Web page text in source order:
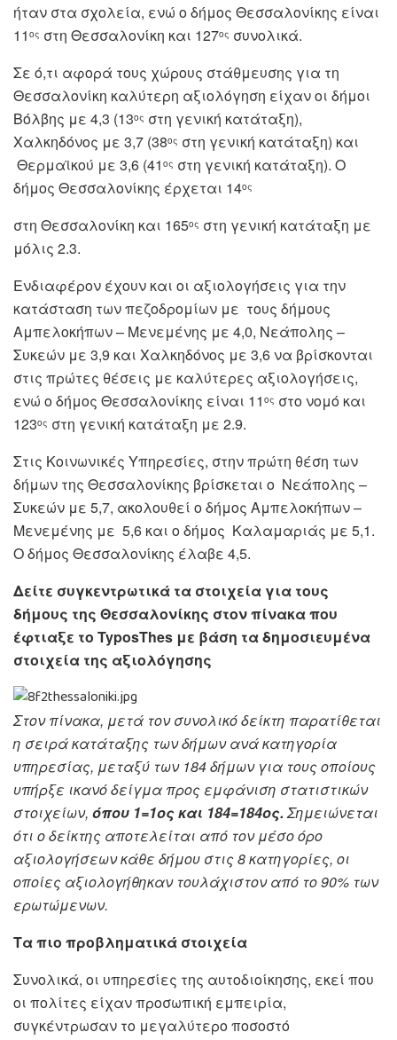
ήταν στα σχολεία, ενώ ο δήμος Θεσσαλονίκης είναι
11 ος στη Θεσσαλονίκη και 127ος συνολικά.
Σε ό,τι αφορά τους χώρους στάθμευσης για τη
Θεσσαλονίκη καλύτερη αξιολόγηση είχαν οι δήμοι
Βόλβης με 4,3 (13ος στη γενική κατάταξη),
Χαλκηδόνος με 3,7 (38ος στη γενική κατάταξη) και
Θερμαϊκού με 3,6 (41 ος στη γενική κατάταξη). Ο
δήμος Θεσσαλονίκης έρχεται 14ος
στη Θεσσαλονίκη και 165ος στη γενική κατάταξη με
μόλις 2.3.
Ενδιαφέρον έχουν και οι αξιολογήσεις για την
κατάσταση των πεζοδρομίων με τους δήμους
Αμπελοκήπων – Μενεμένης με 4,0, Νεάπολης –
Συκεών με 3,9 και Χαλκηδόνος με 3,6 να βρίσκονται
στις πρώτες θέσεις με καλύτερες αξιολογήσεις,
ενώ ο δήμος Θεσσαλονίκης είναι 11 ος στο νομό και
123ος στη γενική κατάταξη με 2.9.
Στις Κοινωνικές Υπηρεσίες, στην πρώτη θέση των
δήμων της Θεσσαλονίκης βρίσκεται ο Νεάπολης –
Συκεών με 5,7, ακολουθεί ο δήμος Αμπελοκήπων –
Μενεμένης με 5,6 και ο δήμος Καλαμαριάς με 5,1.
Ο δήμος Θεσσαλονίκης έλαβε 4,5.
Δείτε συγκεντρωτικά τα στοιχεία για τους
δήμους της Θεσσαλονίκης στον πίνακα που
έφτιαξε το TyposThes με βάση τα δημοσιευμένα
στοιχεία της αξιολόγησης
Στον πίνακα, μετά τον συνολικό δείκτη παρατίθεται
η σειρά κατάταξης των δήμων ανά κατηγορία
υπηρεσίας, μεταξύ των 184 δήμων για τους οποίους
υπήρξε ικανό δείγμα προς εμφάνιση στατιστικών
στοιχείων, όπου 1=1ος και 184=184ος.Σημειώνεται
ότι ο δείκτης αποτελείται από τον μέσο όρο
αξιολογήσεων κάθε δήμου στις 8 κατηγορίες, οι
οποίες αξιολογήθηκαν τουλάχιστον από το 90% των
ερωτώμενων.
Τα πιο προβληματικά στοιχεία
Συνολικά, οι υπηρεσίες της αυτοδιοίκησης, εκεί που
οι πολίτες είχαν προσωπική εμπειρία,
συγκέντρωσαν το μεγαλύτερο ποσοστό